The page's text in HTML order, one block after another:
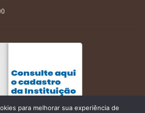
para melhorar sua experiência de